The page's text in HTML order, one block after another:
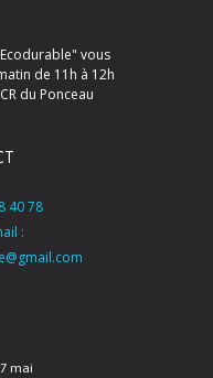
vous
de 11h à 12h
du Ponceau
40 78
:
mai